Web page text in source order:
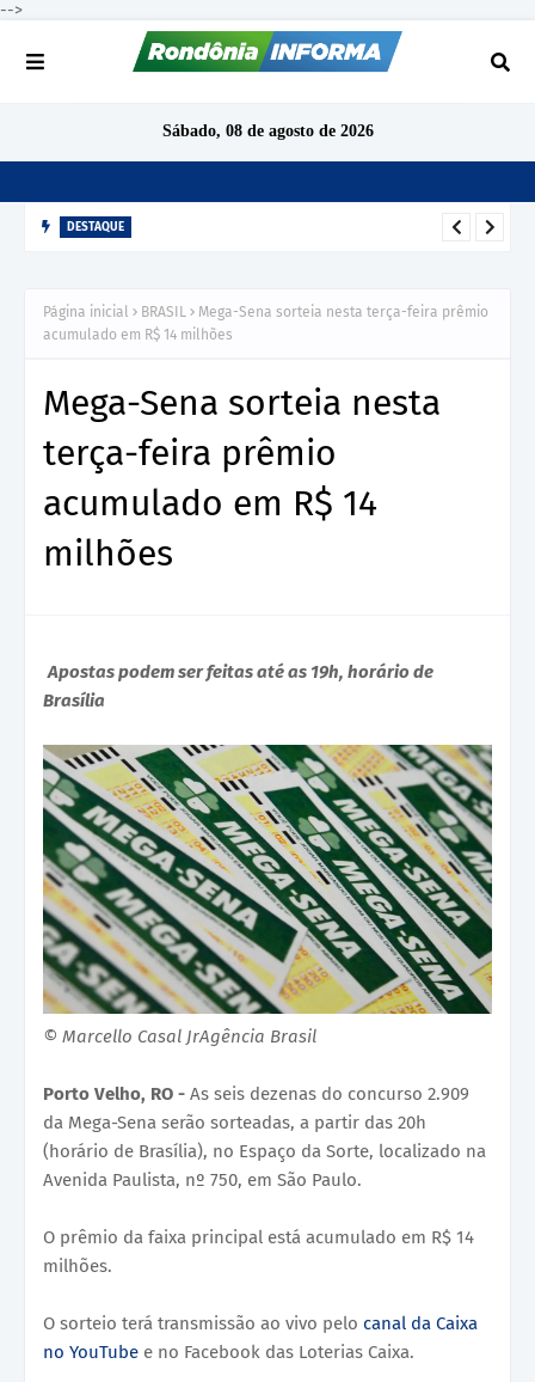
-->
Sábado, 08 de agosto de 2026
DESTAQUE
Guaporé
Página inicial BRASIL
Mega-Sena sorteia nesta terça-feira prêmio
acumulado em R$ 14 milhões
Mega-Sena sorteia nesta
terça-feira prêmio
acumulado em R$ 14
milhões
Apostas podem ser feitas até as 19h, horário de
Brasília
© Marcello Casal JrAgência Brasil
Porto Velho, RO - As seis dezenas do concurso 2.909
da Mega-Sena serão sorteadas, a partir das 20h
(horário de Brasília), no Espaço da Sorte, localizado na
Avenida Paulista, nº 750, em São Paulo.
O prêmio da faixa principal está acumulado em R$ 14
milhões.
O sorteio terá transmissão ao vivo pelo canal da Caixa
no YouTube e no Facebook das Loterias Caixa.